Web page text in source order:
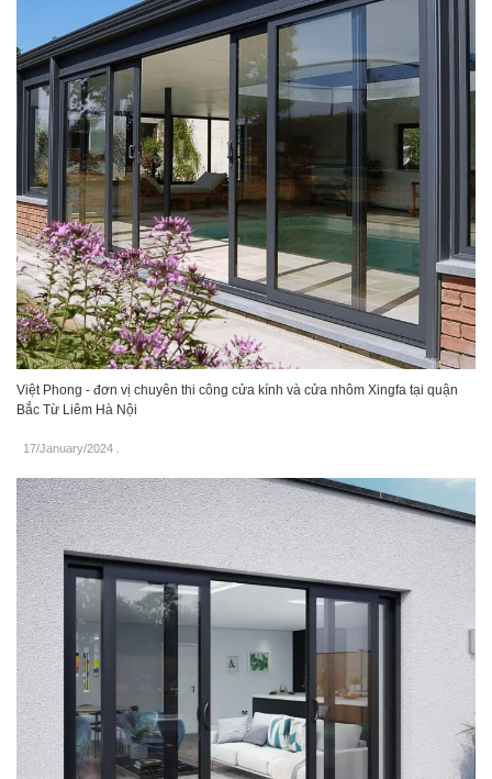
Việt Phong - đơn vị chuyên thi công cửa kính và cửa nhôm Xingfa tại quận
Bắc Từ Liêm Hà Nội
17/January/2024